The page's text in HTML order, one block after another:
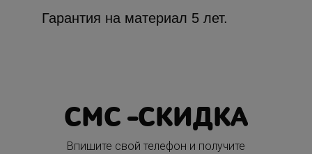
Гарантия на материал 5 лет.
СМС -СКИДКА
Впишите свой телефон и получите